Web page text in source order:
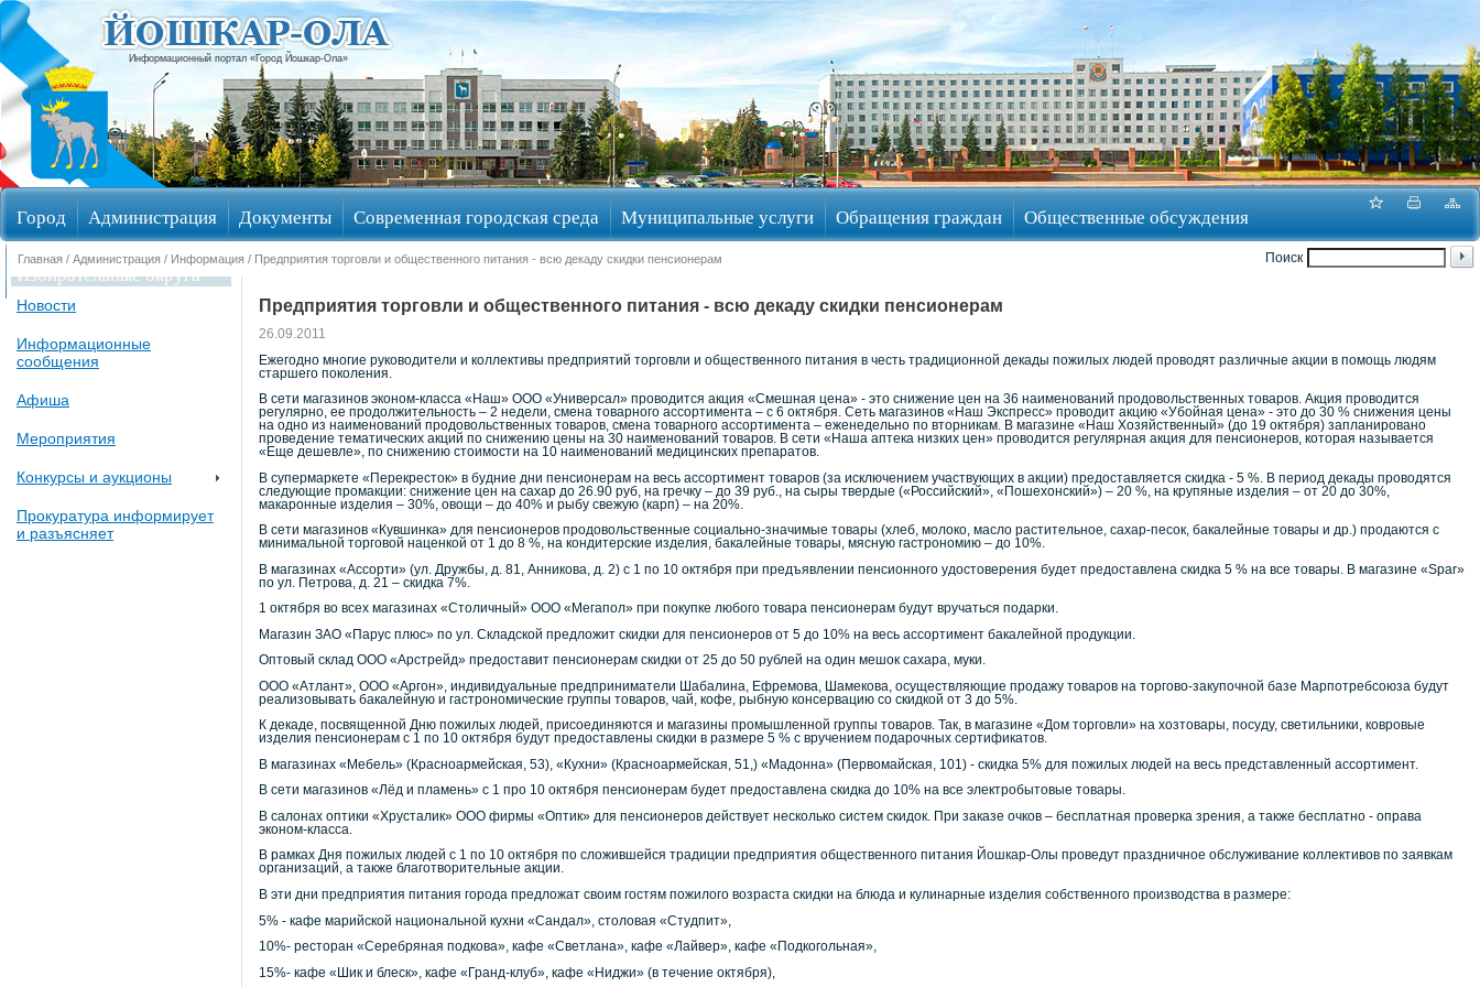
Информационный портал «Город Йошкар-Ола»
Город Администрация Документы Современная городская среда Муниципальные услуги Обращения граждан Общественные обсуждения
Избирательные округа
Поиск
Главная / Администрация / Информация / Предприятия торговли и общественного питания - всю декаду скидки пенсионерам
Новости
Информационные
сообщения
Афиша
Мероприятия
Конкурсы и аукционы
Прокуратура информирует
и разъясняет
Предприятия торговли и общественного питания - всю декаду скидки пенсионерам
26.09.2011
Ежегодно многие руководители и коллективы предприятий торговли и общественного питания в честь традиционной декады пожилых людей проводят различные акции в помощь людям
старшего поколения.
В сети магазинов эконом-класса «Наш» ООО «Универсал» проводится акция «Смешная цена» - это снижение цен на 36 наименований продовольственных товаров. Акция проводится
регулярно, ее продолжительность – 2 недели, смена товарного ассортимента – с 6 октября. Сеть магазинов «Наш Экспресс» проводит акцию «Убойная цена» - это до 30 % снижения цены
на одно из наименований продовольственных товаров, смена товарного ассортимента – еженедельно по вторникам. В магазине «Наш Хозяйственный» (до 19 октября) запланировано
проведение тематических акций по снижению цены на 30 наименований товаров. В сети «Наша аптека низких цен» проводится регулярная акция для пенсионеров, которая называется
«Еще дешевле», по снижению стоимости на 10 наименований медицинских препаратов.
В супермаркете «Перекресток» в будние дни пенсионерам на весь ассортимент товаров (за исключением участвующих в акции) предоставляется скидка - 5 %. В период декады проводятся
следующие промакции: снижение цен на сахар до 26.90 руб, на гречку – до 39 руб., на сыры твердые («Российский», «Пошехонский») – 20 %, на крупяные изделия – от 20 до 30%,
макаронные изделия – 30%, овощи – до 40% и рыбу свежую (карп) – на 20%.
В сети магазинов «Кувшинка» для пенсионеров продовольственные социально-значимые товары (хлеб, молоко, масло растительное, сахар-песок, бакалейные товары и др.) продаются с
минимальной торговой наценкой от 1 до 8 %, на кондитерские изделия, бакалейные товары, мясную гастрономию – до 10%.
В магазинах «Ассорти» (ул. Дружбы, д. 81, Анникова, д. 2) с 1 по 10 октября при предъявлении пенсионного удостоверения будет предоставлена скидка 5 % на все товары. В магазине «Spar»
по ул. Петрова, д. 21 – скидка 7%.
1 октября во всех магазинах «Столичный» ООО «Мегапол» при покупке любого товара пенсионерам будут вручаться подарки.
Магазин ЗАО «Парус плюс» по ул. Складской предложит скидки для пенсионеров от 5 до 10% на весь ассортимент бакалейной продукции.
Оптовый склад ООО «Арстрейд» предоставит пенсионерам скидки от 25 до 50 рублей на один мешок сахара, муки.
ООО «Атлант», ООО «Аргон», индивидуальные предприниматели Шабалина, Ефремова, Шамекова, осуществляющие продажу товаров на торгово-закупочной базе Марпотребсоюза будут
реализовывать бакалейную и гастрономические группы товаров, чай, кофе, рыбную консервацию со скидкой от 3 до 5%.
К декаде, посвященной Дню пожилых людей, присоединяются и магазины промышленной группы товаров. Так, в магазине «Дом торговли» на хозтовары, посуду, светильники, ковровые
изделия пенсионерам с 1 по 10 октября будут предоставлены скидки в размере 5 % с вручением подарочных сертификатов.
В магазинах «Мебель» (Красноармейская, 53), «Кухни» (Красноармейская, 51,) «Мадонна» (Первомайская, 101) - скидка 5% для пожилых людей на весь представленный ассортимент.
В сети магазинов «Лёд и пламень» с 1 про 10 октября пенсионерам будет предоставлена скидка до 10% на все электробытовые товары.
В салонах оптики «Хрусталик» ООО фирмы «Оптик» для пенсионеров действует несколько систем скидок. При заказе очков – бесплатная проверка зрения, а также бесплатно - оправа
эконом-класса.
В рамках Дня пожилых людей с 1 по 10 октября по сложившейся традиции предприятия общественного питания Йошкар-Олы проведут праздничное обслуживание коллективов по заявкам
организаций, а также благотворительные акции.
В эти дни предприятия питания города предложат своим гостям пожилого возраста скидки на блюда и кулинарные изделия собственного производства в размере:
5% - кафе марийской национальной кухни «Сандал», столовая «Студпит»,
10%- ресторан «Серебряная подкова», кафе «Светлана», кафе «Лайвер», кафе «Подкогольная»,
15%- кафе «Шик и блеск», кафе «Гранд-клуб», кафе «Ниджи» (в течение октября),